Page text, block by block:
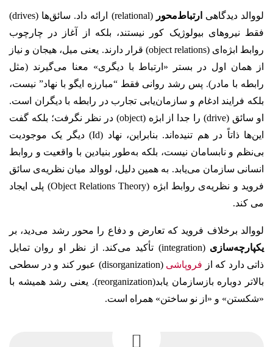
لووالد دیدگاهی ارتباط‌محور
(relational) ارائه داد. سائق‌ها (drives)
فقط نیروهای بیولوژیک کور نیستند، بلکه از آغاز در چارچوب
روابط ابژه‌ای (object relations) قرار دارند. یعنی میل، هیجان و نیاز
از همان اول در بستر «ارتباط با دیگری» معنا می‌گیرند (مثل
رابطه با مادر). پس رشد روانی فقط “مبارزه ایگو با نهاد” نیست،
بلکه فرایند ادغام و سازمان‌یابی تجارب در رابطه با دیگران است.
او سائق (drive) را جدا از ابژه (object) در نظر نگرفت؛ بلکه گفت
این‌ها ذاتاً در هم تنیده‌اند. بنابراین، نهاد (Id) دیگر یک موجودیت
بی‌نظم و نابسامان نیست، بلکه به‌طور بنیادین با واقعیت و روابط
انسانی سازمان می‌یابد. به همین دلیل، لووالد میان نظریه‌ی سائق
فروید و نظریه‌ی روابط ابژه (Object Relations Theory) پلی ایجاد
می کند.
لووالد برخلاف فروید که تعارض و دفاع را محور رشد می‌دید، بر
یکپارچه‌سازی
(integration) تأکید می‌کند. از نظر او روان تمایل
ذاتی دارد که از فروپاشی
(disorganization) عبور کند و در سطحی
بالاتر دوباره بازسازمان‌ یابد(reorganization). یعنی رشد همیشه با
«شکستن» و «از نو ساختن» همراه است.